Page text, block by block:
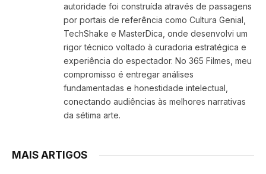
autoridade foi construída através de passagens
por portais de referência como Cultura Genial,
TechShake e MasterDica, onde desenvolvi um
rigor técnico voltado à curadoria estratégica e
experiência do espectador. No 365 Filmes, meu
compromisso é entregar análises
fundamentadas e honestidade intelectual,
conectando audiências às melhores narrativas
da sétima arte.
MAIS ARTIGOS